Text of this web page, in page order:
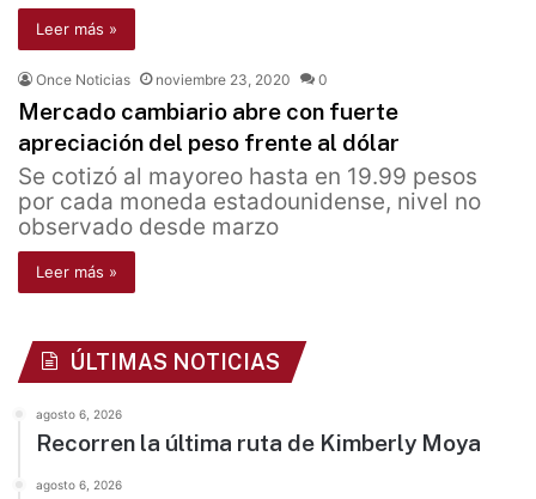
Leer más »
Once Noticias noviembre 23, 2020 0
Mercado cambiario abre con fuerte
apreciación del peso frente al dólar
Se cotizó al mayoreo hasta en 19.99 pesos
por cada moneda estadounidense, nivel no
observado desde marzo
Leer más »
ÚLTIMAS NOTICIAS
agosto 6, 2026
Recorren la última ruta de Kimberly Moya
agosto 6, 2026